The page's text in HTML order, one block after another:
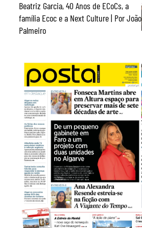
Beatriz Garcia, 40 Anos de ECoCs, a
família Ecoc e a Next Culture | Por João
Palmeiro